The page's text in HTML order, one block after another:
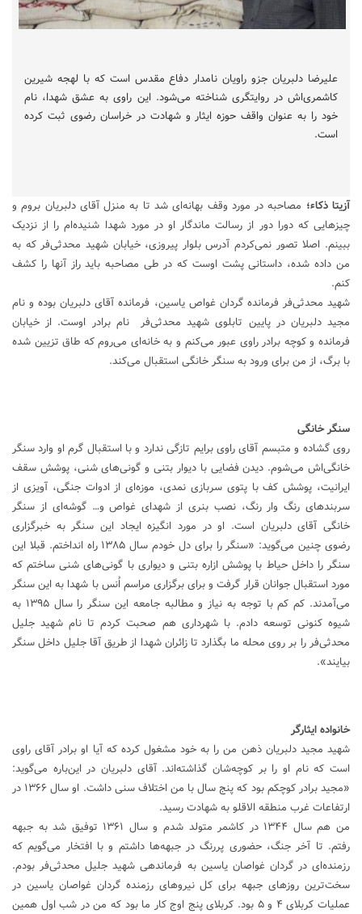
علیرضا دلبریان جزو راویان نامدار دفاع مقدس است که با لهجه شیرین
کاشمری‌اش در روایتگری شناخته می‌شود. این راوی به عشق شهدا، نام
خود را به عنوان واقف حوزه ایثار و شهادت در خراسان رضوی ثبت کرده
است.
آزیتا ذکاء؛ مصاحبه در مورد وقف بهانه‌ای شد تا به منزل آقای دلبریان بروم و
چیزهایی که دورا دور از رسالت ماندگار او در مورد شهدا شنیده‌ام را از نزدیک
ببینم. اصلا تصور نمی‌کردم آدرس بلوار پیروزی، خیابان شهید محدثی‌فر که به
من داده شده، داستانی پشت اوست که در طی مصاحبه باید راز آنها را کشف
کنم.
شهید محدثی‌فر فرمانده گردان غواص یاسین، فرمانده آقای دلبریان بوده و نام
مجید دلبریان در پایین تابلوی شهید محدثی‌فر نام برادر اوست. از خیابان
فرمانده و کوچه برادر راوی عبور می‌کنم و به خانه‌ای می‌روم که طاق تزیین شده
با برگ، از من برای ورود به سنگر خانگی استقبال ‌می‌کند.
سنگر خانگی
روی گشاده و متبسم آقای راوی برایم تازگی ندارد و با استقبال گرم او وارد سنگر
خانگی‌اش می‌شوم. دیدن فضایی با دیوار بتنی و گونی‌های شنی، پوشش سقف
ایرانیت، پوشش کف با پتوی سربازی نمدی، موزه‌ای از ادوات جنگی، آویزی از
سربندهای رنگ وار رنگ، نصب بنری از شهدای غواص و… گوشه‌ای از سنگر
خانگی آقای دلبریان است. او در مورد انگیزه ایجاد این سنگر به خبرگزاری
رضوی
چنین می‌گوید: «سنگر را برای دل خودم سال ۱۳۸۵ راه انداختم. قبلا این
سنگر را داخل حیاط با پوشش ازاره بتنی و دیواری با گونی‌های شنی ساختم که
مورد استقبال جوانان قرار گرفت و برای برگزاری مراسم اُنس با شهدا به این سنگر
می‌آمدند. کم کم با توجه به نیاز و مطالبه جامعه این سنگر را سال ۱۳۹۵ به
شیوه کنونی توسعه دادم. با شهرداری هم صحبت کردم تا نام شهید جلیل
محدثی‌فر را بر روی محله ما بگذارد تا زائران شهدا از طریق آقا جلیل داخل سنگر
بیایند».
خانواده ایثارگر
شهید مجید دلبریان ذهن من را به خود مشغول کرده که آیا او برادر آقای راوی
است که نام او را بر کوچه‌شان گذاشته‌اند. آقای دلبریان در این‌باره می‌گوید:
«مجید برادر کوچکم بود که پنج سال با من اختلاف سنی داشت. او سال ۱۳۶۶ در
ارتفاعات غرب منطقه الاقلو به شهادت رسید.
من هم سال ۱۳۴۴ در کاشمر متولد شدم و سال ۱۳۶۱ توفیق شد به جبهه
رفتم. تا آخر جنگ، حضوری پررنگ در جبهه‌ها داشتم و با افتخار می‌گویم که
رزمنده‌ای در گردان غواصان یاسین به فرماندهی شهید جلیل محدثی‌فر بودم.
سخت‌ترین روزهای جبهه برای کل نیروهای رزمنده گردان غواصان یاسین در
عملیات کربلای ۴ و ۵ بود. کربلای پنج اوج کار ما بود که من در شب اول همین